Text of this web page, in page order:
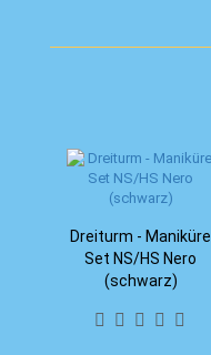
Dreiturm - Maniküre
Set NS/HS Nero
(schwarz)